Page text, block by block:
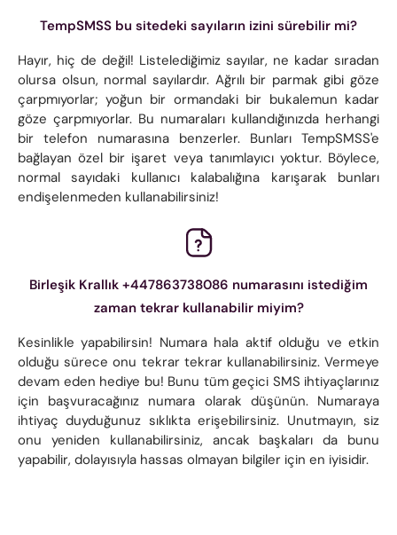
TempSMSS bu sitedeki sayıların izini sürebilir mi?
Hayır, hiç de değil! Listelediğimiz sayılar, ne kadar sıradan
olursa olsun, normal sayılardır. Ağrılı bir parmak gibi göze
çarpmıyorlar; yoğun bir ormandaki bir bukalemun kadar
göze çarpmıyorlar. Bu numaraları kullandığınızda herhangi
bir telefon numarasına benzerler. Bunları TempSMSS'e
bağlayan özel bir işaret veya tanımlayıcı yoktur. Böylece,
normal sayıdaki kullanıcı kalabalığına karışarak bunları
endişelenmeden kullanabilirsiniz!
Birleşik Krallık +447863738086 numarasını istediğim
zaman tekrar kullanabilir miyim?
Kesinlikle yapabilirsin! Numara hala aktif olduğu ve etkin
olduğu sürece onu tekrar tekrar kullanabilirsiniz. Vermeye
devam eden hediye bu! Bunu tüm geçici SMS ihtiyaçlarınız
için başvuracağınız numara olarak düşünün. Numaraya
ihtiyaç duyduğunuz sıklıkta erişebilirsiniz. Unutmayın, siz
onu yeniden kullanabilirsiniz, ancak başkaları da bunu
yapabilir, dolayısıyla hassas olmayan bilgiler için en iyisidir.